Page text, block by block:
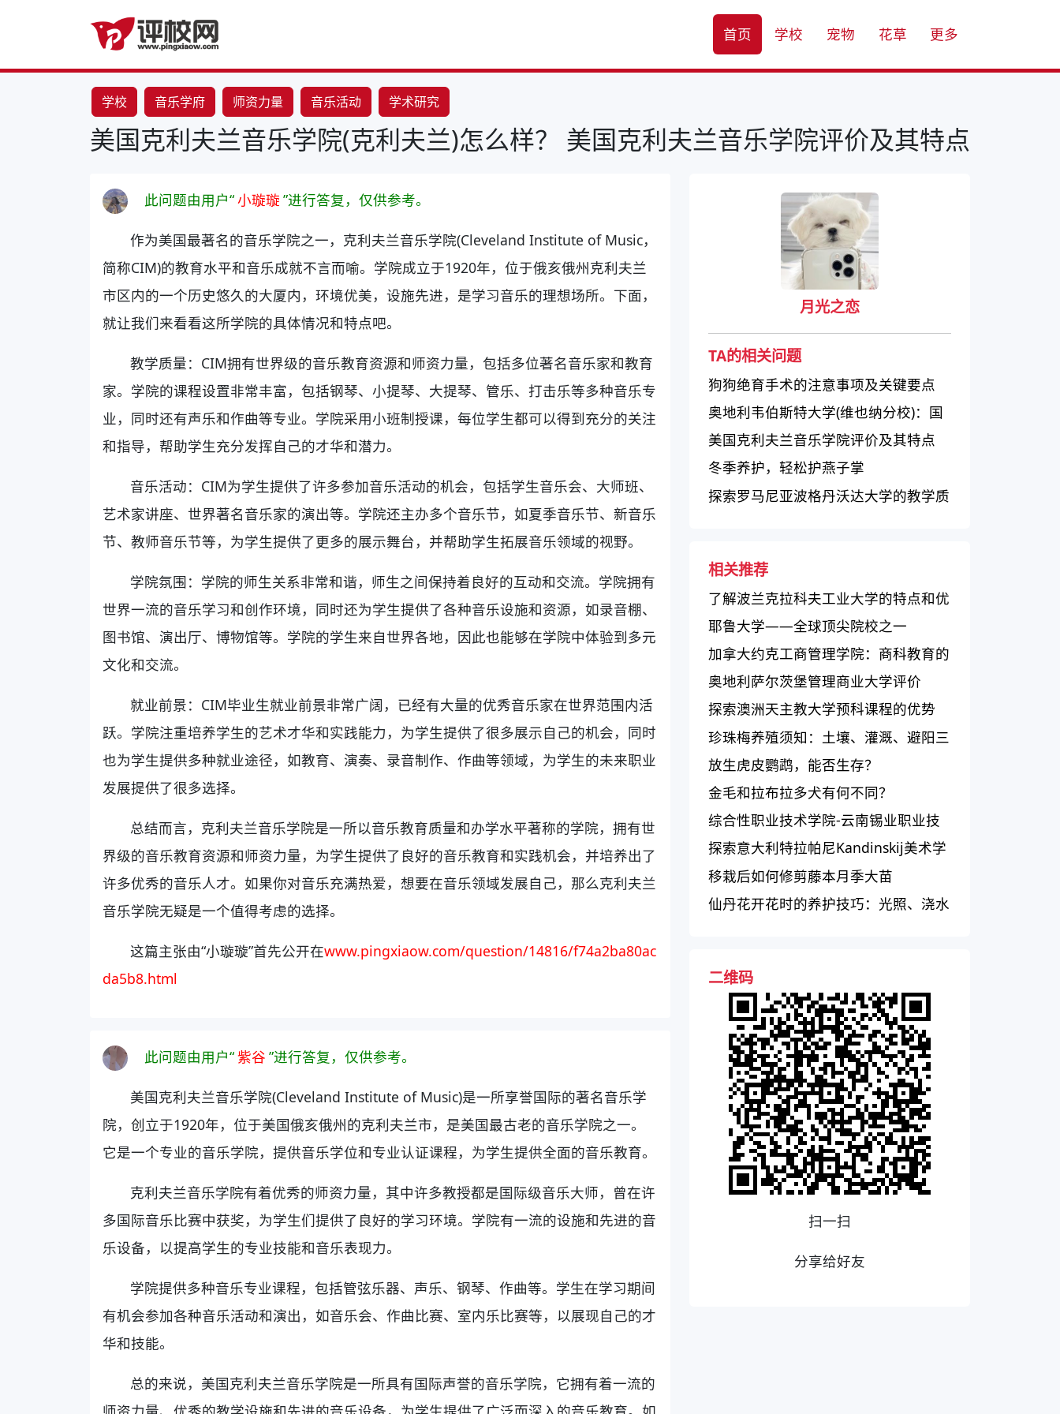
首页 学校 宠物 花草 更多
学校 音乐学府 师资力量 音乐活动 学术研究
美国克利夫兰音乐学院(克利夫兰)怎么样？ 美国克利夫兰音乐学院评价及其特点
此问题由用户“小璇璇 ”进行答复，仅供参考。
作为美国最著名的音乐学院之一，克利夫兰音乐学院(Cleveland Institute of Music，
简称CIM)的教育水平和音乐成就不言而喻。学院成立于1920年，位于俄亥俄州克利夫兰
市区内的一个历史悠久的大厦内，环境优美，设施先进，是学习音乐的理想场所。下面，
就让我们来看看这所学院的具体情况和特点吧。
教学质量：CIM拥有世界级的音乐教育资源和师资力量，包括多位著名音乐家和教育
家。学院的课程设置非常丰富，包括钢琴、小提琴、大提琴、管乐、打击乐等多种音乐专
业，同时还有声乐和作曲等专业。学院采用小班制授课，每位学生都可以得到充分的关注
和指导，帮助学生充分发挥自己的才华和潜力。
音乐活动：CIM为学生提供了许多参加音乐活动的机会，包括学生音乐会、大师班、
艺术家讲座、世界著名音乐家的演出等。学院还主办多个音乐节，如夏季音乐节、新音乐
节、教师音乐节等，为学生提供了更多的展示舞台，并帮助学生拓展音乐领域的视野。
学院氛围：学院的师生关系非常和谐，师生之间保持着良好的互动和交流。学院拥有
世界一流的音乐学习和创作环境，同时还为学生提供了各种音乐设施和资源，如录音棚、
图书馆、演出厅、博物馆等。学院的学生来自世界各地，因此也能够在学院中体验到多元
文化和交流。
就业前景：CIM毕业生就业前景非常广阔，已经有大量的优秀音乐家在世界范围内活
跃。学院注重培养学生的艺术才华和实践能力，为学生提供了很多展示自己的机会，同时
也为学生提供多种就业途径，如教育、演奏、录音制作、作曲等领域，为学生的未来职业
发展提供了很多选择。
总结而言，克利夫兰音乐学院是一所以音乐教育质量和办学水平著称的学院，拥有世
界级的音乐教育资源和师资力量，为学生提供了良好的音乐教育和实践机会，并培养出了
许多优秀的音乐人才。如果你对音乐充满热爱，想要在音乐领域发展自己，那么克利夫兰
音乐学院无疑是一个值得考虑的选择。
这篇主张由“小璇璇”首先公开在www.pingxiaow.com/question/14816/f74a2ba80ac
da5b8.html
此问题由用户“紫谷 ”进行答复，仅供参考。
美国克利夫兰音乐学院(Cleveland Institute of Music)是一所享誉国际的著名音乐学
院，创立于1920年，位于美国俄亥俄州的克利夫兰市，是美国最古老的音乐学院之一。
它是一个专业的音乐学院，提供音乐学位和专业认证课程，为学生提供全面的音乐教育。
克利夫兰音乐学院有着优秀的师资力量，其中许多教授都是国际级音乐大师，曾在许
多国际音乐比赛中获奖，为学生们提供了良好的学习环境。学院有一流的设施和先进的音
乐设备，以提高学生的专业技能和音乐表现力。
学院提供多种音乐专业课程，包括管弦乐器、声乐、钢琴、作曲等。学生在学习期间
有机会参加各种音乐活动和演出，如音乐会、作曲比赛、室内乐比赛等，以展现自己的才
华和技能。
总的来说，美国克利夫兰音乐学院是一所具有国际声誉的音乐学院，它拥有着一流的
月光之恋
TA的相关问题
狗狗绝育手术的注意事项及关键要点
奥地利韦伯斯特大学(维也纳分校)：国
际化教育环境下的学习机会
美国克利夫兰音乐学院评价及其特点
冬季养护，轻松护燕子掌
探索罗马尼亚波格丹沃达大学的教学质
相关推荐
了解波兰克拉科夫工业大学的特点和优
势
耶鲁大学——全球顶尖院校之一
加拿大约克工商管理学院：商科教育的
知名品牌，提供丰富学科方向和实践机
会
奥地利萨尔茨堡管理商业大学评价
探索澳洲天主教大学预科课程的优势
珍珠梅养殖须知：土壤、灌溉、避阳三
要点
放生虎皮鹦鹉，能否生存？
金毛和拉布拉多犬有何不同？
综合性职业技术学院-云南锡业职业技
术学院简介
探索意大利特拉帕尼Kandinskij美术学
院的教育质量
移栽后如何修剪藤本月季大苗
仙丹花开花时的养护技巧：光照、浇水
二维码
扫一扫
分享给好友